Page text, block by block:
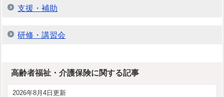
支援・補助
研修・講習会
高齢者福祉・介護保険に関する記事
2026年8月4日更新